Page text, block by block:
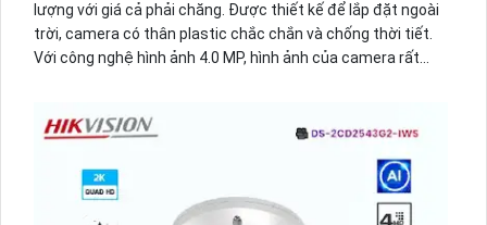
lượng với giá cả phải chăng. Được thiết kế để lắp đặt ngoài
trời, camera có thân plastic chắc chắn và chống thời tiết.
Với công nghệ hình ảnh 4.0 MP, hình ảnh của camera rất
dụng công nghệ AI chuyên dụng cao cấp. Hình ảnh ban đêm
cũng rất sắc nét với hồng ngoại 30m và công nghệ ban
đêm Starlight. Camera này là một lựa chọn tuyệt vời cho
việc giám sát hiệu quả.